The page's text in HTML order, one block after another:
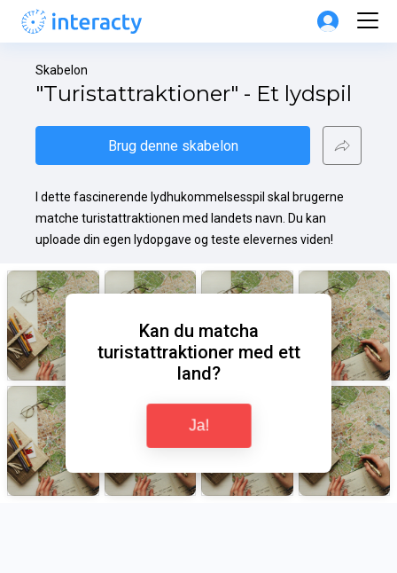
Skabelon
"Turistattraktioner" - Et lydspil
Brug denne skabelon
I dette fascinerende lydhukommelsesspil skal brugerne
matche turistattraktionen med landets navn. Du kan
uploade din egen lydopgave og teste elevernes viden!